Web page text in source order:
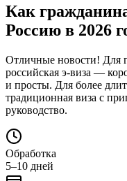
Как
Россию в 2026
Отличные новости! Для
российская э-виза —
и просты. Для более
традиционная виза с
руководство.
Обработка
5–10 дней